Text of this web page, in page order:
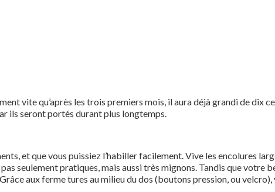
vite qu’après les trois premiers mois, il aura déjà grandi de dix
ils seront portés durant plus longtemps.
et que vous puissiez l’habiller facilement. Vive les encolures
seulement pratiques, mais aussi très mignons. Tandis que votre
aux ferme tures au milieu du dos (boutons pression, ou velcro),